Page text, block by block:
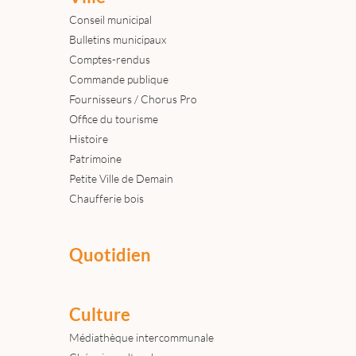
Conseil municipal
Bulletins municipaux
Comptes-rendus
Commande publique
Fournisseurs / Chorus Pro
Office du tourisme
Histoire
Patrimoine
Petite Ville de Demain
Chaufferie bois
Quotidien
Culture
Médiathèque intercommunale